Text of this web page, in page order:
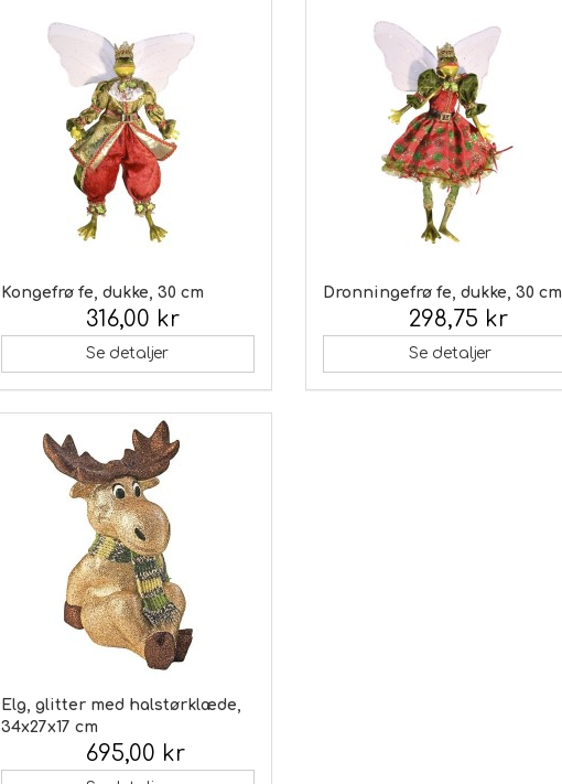
Kongefrø fe, dukke, 30 cm
316,00 kr
Se detaljer
Dronningefrø fe, dukke, 30 cm
298,75 kr
Se detaljer
Elg, glitter med halstørklæde,
34x27x17 cm
695,00 kr